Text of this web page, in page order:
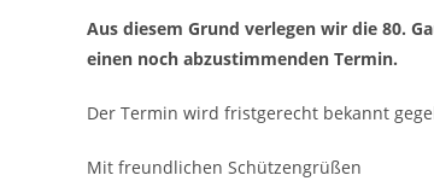
Aus diesem Grund verlegen wir die 80.
einen noch abzustimmenden Termin.
Der Termin wird fristgerecht bekannt
Mit freundlichen Schützengrüßen